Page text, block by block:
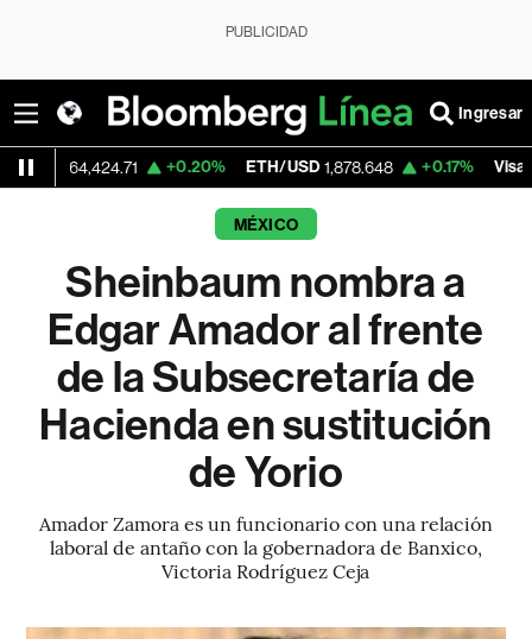
PUBLICIDAD
Ingresar
+0.20% ETH/USD 1,878.648 +0.17% Visa 369.59
MÉXICO
Sheinbaum nombra a
Edgar Amador al frente
de la Subsecretaría de
Hacienda en sustitución
de Yorio
Amador Zamora es un funcionario con una relación
laboral de antaño con la gobernadora de Banxico,
Victoria Rodríguez Ceja